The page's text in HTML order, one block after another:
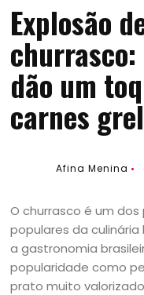
Explosão
churrasco:
dão um
carnes
Afina Menina
O churrasco é um
populares da
a gastronomia
popularidade como
prato muito